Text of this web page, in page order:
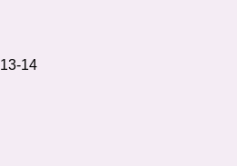
14